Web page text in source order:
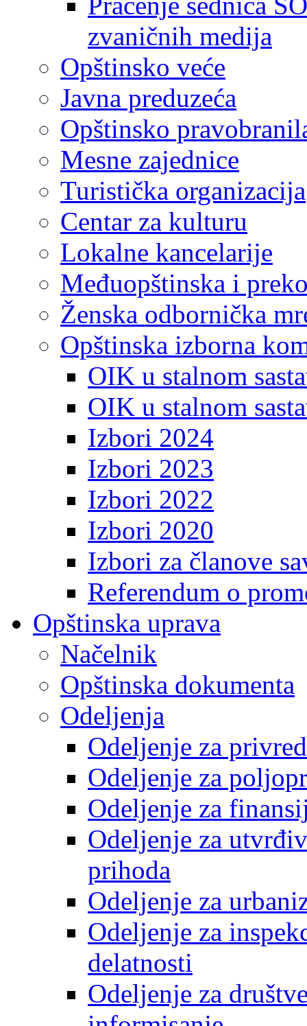
zvaničnih medija
Opštinsko veće
Javna preduzeća
Opštinsko
Mesne zajednice
Turistička organizacija
Centar za kulturu
Lokalne kancelarije
Međuopštinska i
Ženska odbornička
Opštinska izborna
OIK u stalnom
OIK u stalnom
Izbori 2024
Izbori 2023
Izbori 2022
Izbori 2020
Izbori za članove
Referendum o
Opštinska uprava
Načelnik
Opštinska dokumenta
Odeljenja
Odeljenje za
Odeljenje za
Odeljenje za
Odeljenje za
prihoda
Odeljenje za
Odeljenje za
delatnosti
Odeljenje za